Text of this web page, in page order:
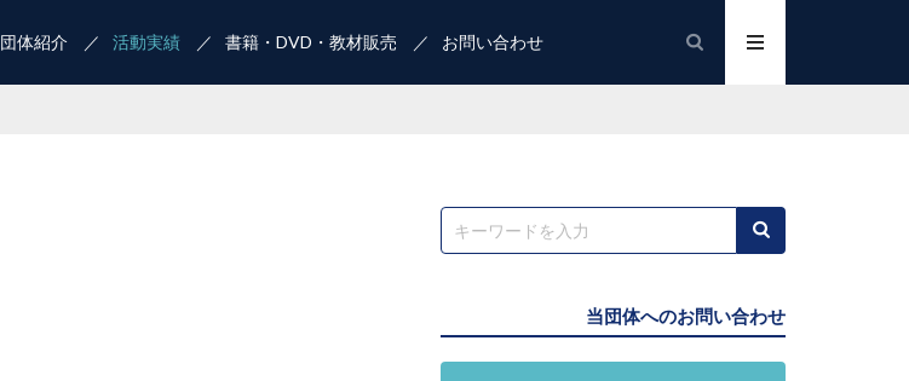
団体紹介 活動実績 書籍・DVD・教材販売 お問い合わせ
当団体へのお問い合わせ